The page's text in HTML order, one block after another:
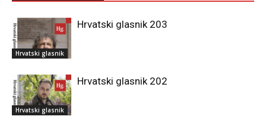
Hrvatski glasnik
Hrvatski glasnik 203
Hrvatski glasnik
Hrvatski glasnik 202